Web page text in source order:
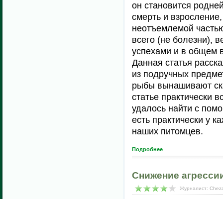
он становится
смерть и
неотъемлемой
всего (не болезни),
успехами и в общем
Данная статья
из подручных
рыбы вынашивают
статье практически
удалось найти с
есть практически у
наших питомцев.
Подробнее
Снижение
Журналист: